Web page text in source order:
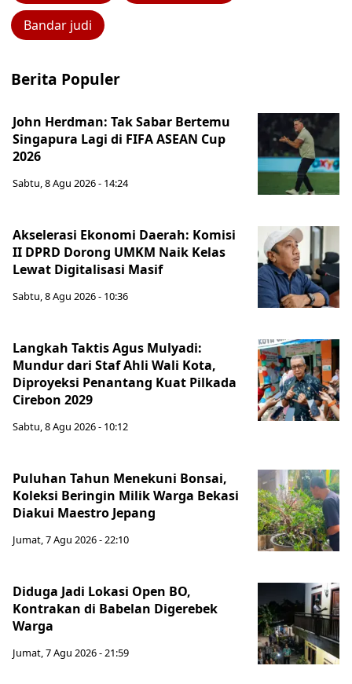
Bandar judi
Berita Populer
John Herdman: Tak Sabar Bertemu
Singapura Lagi di FIFA ASEAN Cup
2026
Sabtu, 8 Agu 2026 - 14:24
Akselerasi Ekonomi Daerah: Komisi
II DPRD Dorong UMKM Naik Kelas
Lewat Digitalisasi Masif
Sabtu, 8 Agu 2026 - 10:36
Langkah Taktis Agus Mulyadi:
Mundur dari Staf Ahli Wali Kota,
Diproyeksi Penantang Kuat Pilkada
Cirebon 2029
Sabtu, 8 Agu 2026 - 10:12
Puluhan Tahun Menekuni Bonsai,
Koleksi Beringin Milik Warga Bekasi
Diakui Maestro Jepang
Jumat, 7 Agu 2026 - 22:10
Diduga Jadi Lokasi Open BO,
Kontrakan di Babelan Digerebek
Warga
Jumat, 7 Agu 2026 - 21:59